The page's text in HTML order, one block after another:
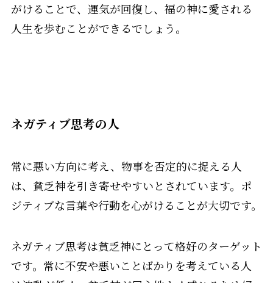
がけることで、運気が回復し、福の神に愛される
人生を歩むことができるでしょう。
ネガティブ思考の人
常に悪い方向に考え、物事を否定的に捉える人
は、貧乏神を引き寄せやすいとされています。ポ
ジティブな言葉や行動を心がけることが大切です。
ネガティブ思考は貧乏神にとって格好のターゲット
です。常に不安や悪いことばかりを考えている人